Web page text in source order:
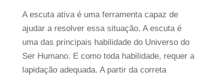
A escuta ativa é uma ferramenta capaz de
ajudar a resolver essa situação. A escuta é
uma das principais habilidade do Universo do
Ser Humano. E como toda habilidade, requer a
lapidação adequada. A partir da correta